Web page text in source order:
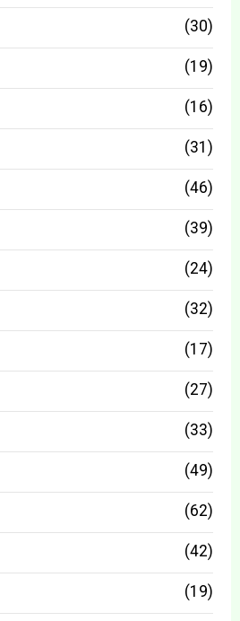
(30)
(19)
(16)
(31)
(46)
(39)
(24)
(32)
(17)
(27)
(33)
(49)
(62)
(42)
(19)